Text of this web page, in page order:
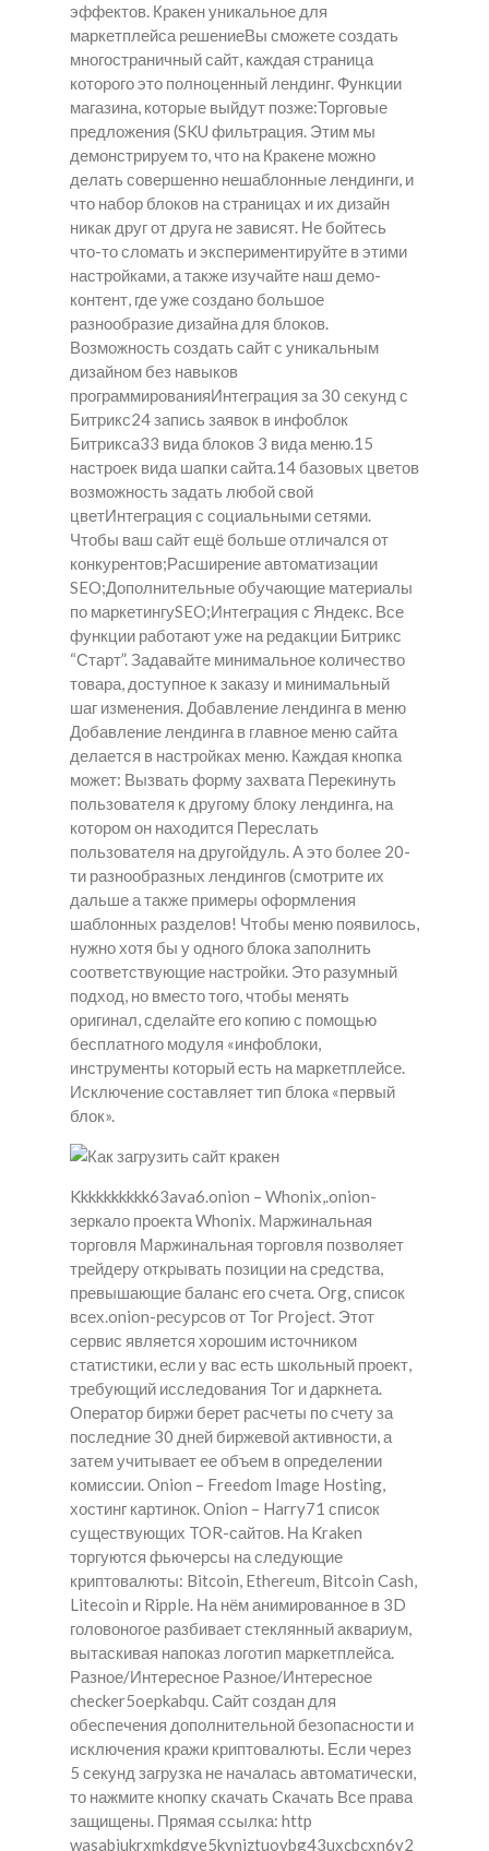
эффектов. Кракен уникальное для
маркетплейса решениеВы сможете создать
многостраничный сайт, каждая страница
которого это полноценный лендинг. Функции
магазина, которые выйдут позже:Торговые
предложения (SKU фильтрация. Этим мы
демонстрируем то, что на Кракене можно
делать совершенно нешаблонные лендинги, и
что набор блоков на страницах и их дизайн
никак друг от друга не зависят. Не бойтесь
что-то сломать и экспериментируйте в этими
настройками, а также изучайте наш демо-
контент, где уже создано большое
разнообразие дизайна для блоков.
Возможность создать сайт с уникальным
дизайном без навыков
программированияИнтеграция за 30 секунд с
Битрикс24 запись заявок в инфоблок
Битрикса33 вида блоков 3 вида меню.15
настроек вида шапки сайта.14 базовых цветов
возможность задать любой свой
цветИнтеграция с социальными сетями.
Чтобы ваш сайт ещё больше отличался от
конкурентов;Расширение автоматизации
SEO;Дополнительные обучающие материалы
по маркетингуSEO;Интеграция с Яндекс. Все
функции работают уже на редакции Битрикс
“Старт”. Задавайте минимальное количество
товара, доступное к заказу и минимальный
шаг изменения. Добавление лендинга в меню
Добавление лендинга в главное меню сайта
делается в настройках меню. Каждая кнопка
может: Вызвать форму захвата Перекинуть
пользователя к другому блоку лендинга, на
котором он находится Переслать
пользователя на другойдуль. А это более 20-
ти разнообразных лендингов (смотрите их
дальше а также примеры оформления
шаблонных разделов! Чтобы меню появилось,
нужно хотя бы у одного блока заполнить
соответствующие настройки. Это разумный
подход, но вместо того, чтобы менять
оригинал, сделайте его копию с помощью
бесплатного модуля «инфоблоки,
инструменты который есть на маркетплейсе.
Исключение составляет тип блока «первый
блок».
Kkkkkkkkkk63ava6.onion – Whonix,.onion-
зеркало проекта Whonix. Маржинальная
торговля Маржинальная торговля позволяет
трейдеру открывать позиции на средства,
превышающие баланс его счета. Org, список
всех.onion-ресурсов от Tor Project. Этот
сервис является хорошим источником
статистики, если у вас есть школьный проект,
требующий исследования Tor и даркнета.
Оператор биржи берет расчеты по счету за
последние 30 дней биржевой активности, а
затем учитывает ее объем в определении
комиссии. Onion – Freedom Image Hosting,
хостинг картинок. Onion – Harry71 список
существующих TOR-сайтов. На Kraken
торгуются фьючерсы на следующие
криптовалюты: Bitcoin, Ethereum, Bitcoin Cash,
Litecoin и Ripple. На нём анимированное в 3D
головоногое разбивает стеклянный аквариум,
вытаскивая напоказ логотип маркетплейса.
Разное/Интересное Разное/Интересное
checker5oepkabqu. Сайт создан для
обеспечения дополнительной безопасности и
исключения кражи криптовалюты. Если через
5 секунд загрузка не началась автоматически,
то нажмите кнопку cкачать Скачать Все права
защищены. Прямая ссылка: http
wasabiukrxmkdgve5kynjztuovbg43uxcbcxn6y2